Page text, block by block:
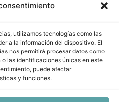
utilizamos tecnologías como las
a la información del dispositivo. El
nos permitirá procesar datos como
las identificaciones únicas en este
puede afectar
y funciones.